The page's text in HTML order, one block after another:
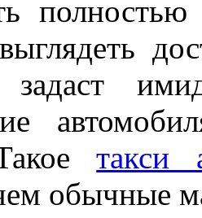
задаст
такси
обычные